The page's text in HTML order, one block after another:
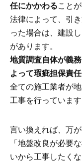
任にかかわること
法律によって、引
った場合は、建設
があります。
地質調査自体が義
よって瑕疵担保責
全ての施工業者が
工事を行っています
言い換えれば、万
「地盤改良が必要
いから工事したくな